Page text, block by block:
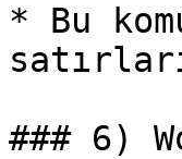
* Bu
### 6)